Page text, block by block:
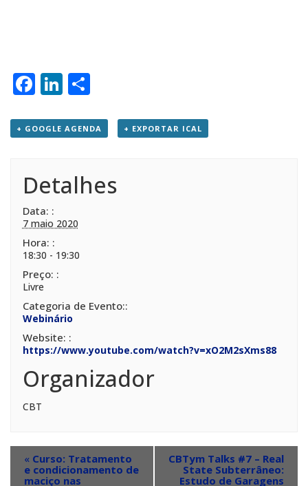
Facebook
LinkedIn
+ GOOGLE AGENDA + EXPORTAR ICAL
Detalhes
Data:
7 maio 2020
Hora:
18:30 - 19:30
Preço:
Livre
Categoria de Evento:
Webinário
Website:
https://www.youtube.com/watch?v=xO2M2sXms88
Organizador
CBT
« Curso: Tratamento
e condicionamento de
maciço nas
CBTym Talks #7 – Real
State Subterrâneo:
Estudo de Garagens